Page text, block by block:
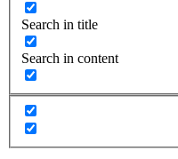
Search in title
Search in content